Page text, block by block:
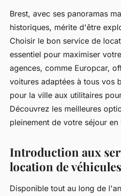
Brest, avec ses panoramas
historiques, mérite d'être
Choisir le bon service de
essentiel pour maximiser
agences, comme Europcar,
voitures adaptées à tous vos
pour la ville aux utilitaires
Découvrez les meilleures
pleinement de votre séjour en
Introduction aux
location de
Disponible tout au long de